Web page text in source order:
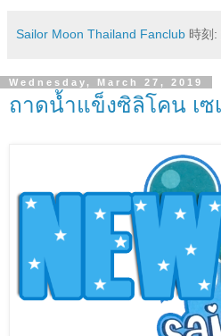
Sailor Moon Thailand Fanclub 時刻:
Wednesday, March 27, 2019
ถาดน้ำแข็งซิลิโคน เซ